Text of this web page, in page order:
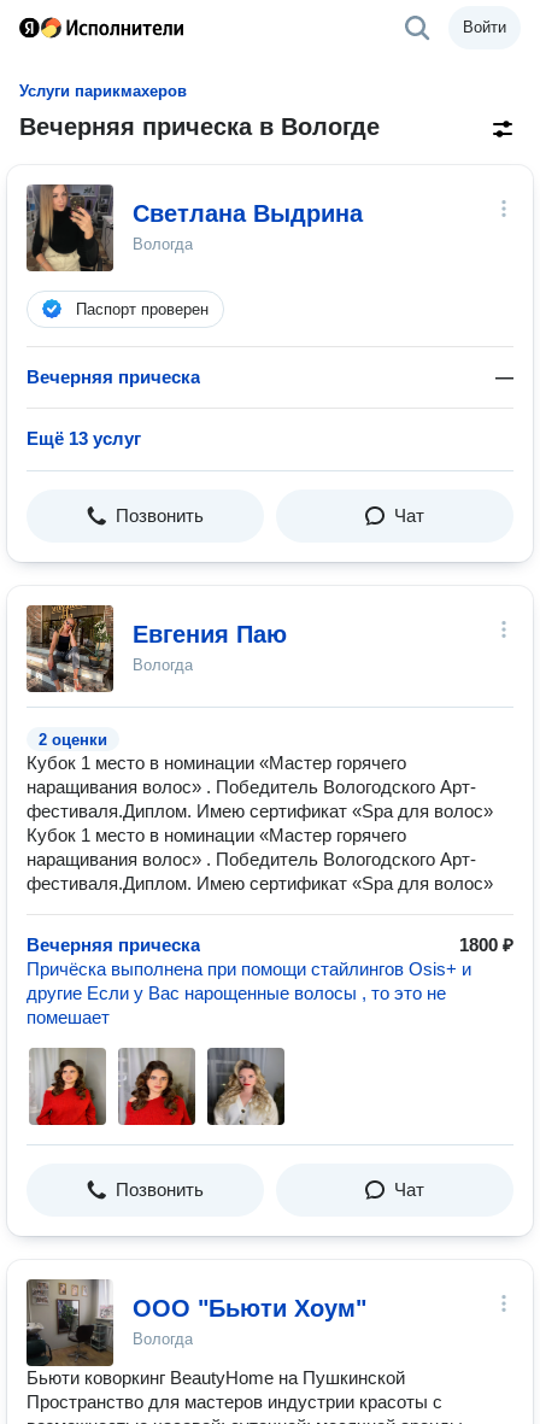
Войти
Услуги парикмахеров
Вечерняя прическа в Вологде
Светлана Выдрина
Вологда
Паспорт проверен
Вечерняя прическа —
Ещё 13 услуг
Позвонить Чат
Евгения Паю
Вологда
2 оценки
Кубок 1 место в номинации «Мастер горячего
наращивания волос» . Победитель Вологодского Арт-
фестиваля.Диплом. Имею сертификат «Spa для волос»
Кубок 1 место в номинации «Мастер горячего
наращивания волос» . Победитель Вологодского Арт-
фестиваля.Диплом. Имею сертификат «Spa для волос»
Вечерняя прическа
1800 ₽
Причёска выполнена при помощи стайлингов Osis+ и
другие Если у Вас нарощенные волосы , то это не
помешает
Позвонить Чат
ООО "Бьюти Хоум"
Вологда
Бьюти коворкинг BeautyHome на Пушкинской
Пространство для мастеров индустрии красоты с